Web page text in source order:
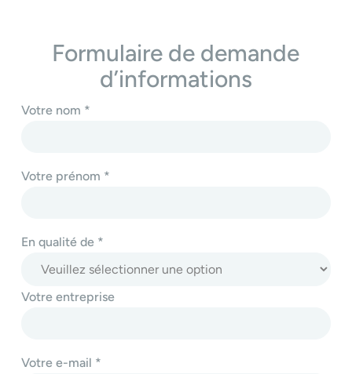
Formulaire de demande
d’informations
Votre nom *
Votre prénom *
En qualité de *
Votre entreprise
Votre e-mail *